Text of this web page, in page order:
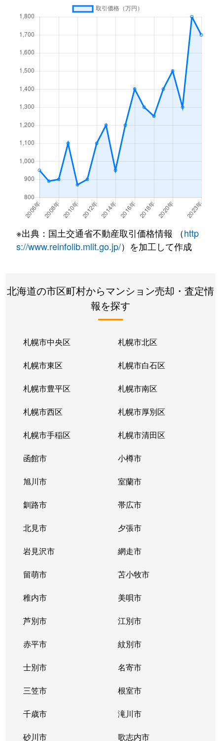
2,100万円 月寒中央
月寒東１条
徒歩
月寒東１条
2,100万円 福住
月寒東１条
福住
月寒東１条
3,400万円 福住
月寒東１条
3,500万円
月寒東１条
800万円
月寒東１条
1,900万円 福住
徒歩
月寒東１条
1,100万円 福住
月寒東２条
640万円 月寒中央
月寒東２条
2,500万円 福住
徒歩
2,800万円
月寒東２条
福住
月寒東２条
福住
月寒東３条
月寒中央
月寒東４条
月寒中央
月寒東４条
南郷7丁目
月寒東５条
南郷7丁目
豊平２条
東札幌
豊平２条
東札幌
豊平３条
学園前(札幌)
豊平４条
豊平公園
豊平４条
豊平公園
豊平４条
豊平公園
豊平６条
学園前(札幌)
豊平８条
学園前(札幌)
豊平８条
豊平公園
豊平９条
豊平公園
中の島１条
中の島
※出典：国土交通省不動産取引価格情報 （http
s://www.reinfolib.mlit.go.jp/）を加工して作成
北海道の市区町村からマンション売却・査定情
報を探す
札幌市中央区 札幌市北区
札幌市東区 札幌市白石区
札幌市豊平区 札幌市南区
札幌市西区 札幌市厚別区
札幌市手稲区 札幌市清田区
函館市 小樽市
旭川市 室蘭市
釧路市 帯広市
北見市 夕張市
岩見沢市 網走市
留萌市 苫小牧市
稚内市 美唄市
芦別市 江別市
赤平市 紋別市
士別市 名寄市
三笠市 根室市
千歳市 滝川市
砂川市 歌志内市